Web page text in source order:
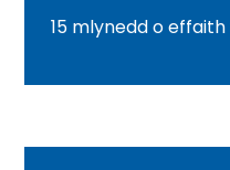
15 mlynedd o